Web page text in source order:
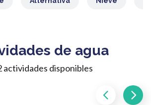
de agua
actividades disponibles